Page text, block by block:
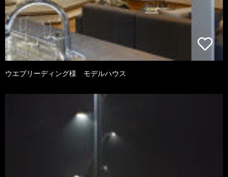
ウエブリーディング様 モデルハウス